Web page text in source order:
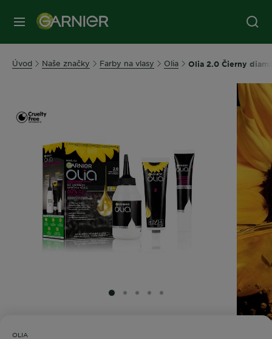
Úvod Naše značky Farby na vlasy Olia Olia 2.0 Čierny
SLIDE 1
SLIDE 2
SLIDE 3
SLIDE 4
SLIDE 5
OLIA